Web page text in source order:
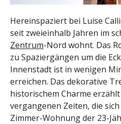
Hereinspaziert bei Luise
seit zweieinhalb Jahren im
Zentrum-Nord wohnt. Das
zu Spaziergängen um die
Innenstadt ist in wenigen
erreichen. Das dekorative
historischem Charme
vergangenen Zeiten, die
Zimmer-Wohnung der 23-